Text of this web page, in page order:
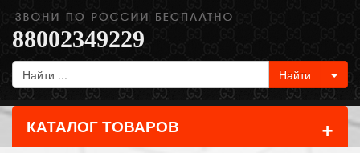
88002349229
КАТАЛОГ ТОВАРОВ +